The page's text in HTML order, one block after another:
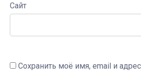
Сайт
Сохранить моё имя, email и